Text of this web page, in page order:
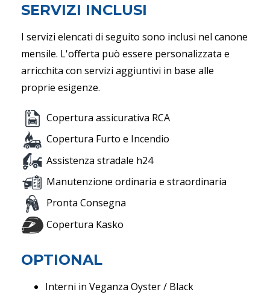
SERVIZI INCLUSI
I servizi elencati di seguito sono inclusi nel canone
mensile. L'offerta può essere personalizzata e
arricchita con servizi aggiuntivi in base alle
proprie esigenze.
Copertura assicurativa RCA
Copertura Furto e Incendio
Assistenza stradale h24
Manutenzione ordinaria e straordinaria
Pronta Consegna
Copertura Kasko
OPTIONAL
Interni in Veganza Oyster / Black